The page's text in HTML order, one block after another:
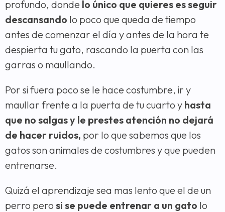
profundo, donde lo único que quieres es seguir
descansando lo poco que queda de tiempo
antes de comenzar el día y antes de la hora te
despierta tu gato, rascando la puerta con las
garras o maullando.
Por si fuera poco se le hace costumbre, ir y
maullar frente a la puerta de tu cuarto y hasta
que no salgas y le prestes atención no dejará
de hacer ruidos, por lo que sabemos que los
gatos son animales de costumbres y que pueden
entrenarse.
Quizá el aprendizaje sea mas lento que el de un
perro pero si se puede entrenar a un gato lo